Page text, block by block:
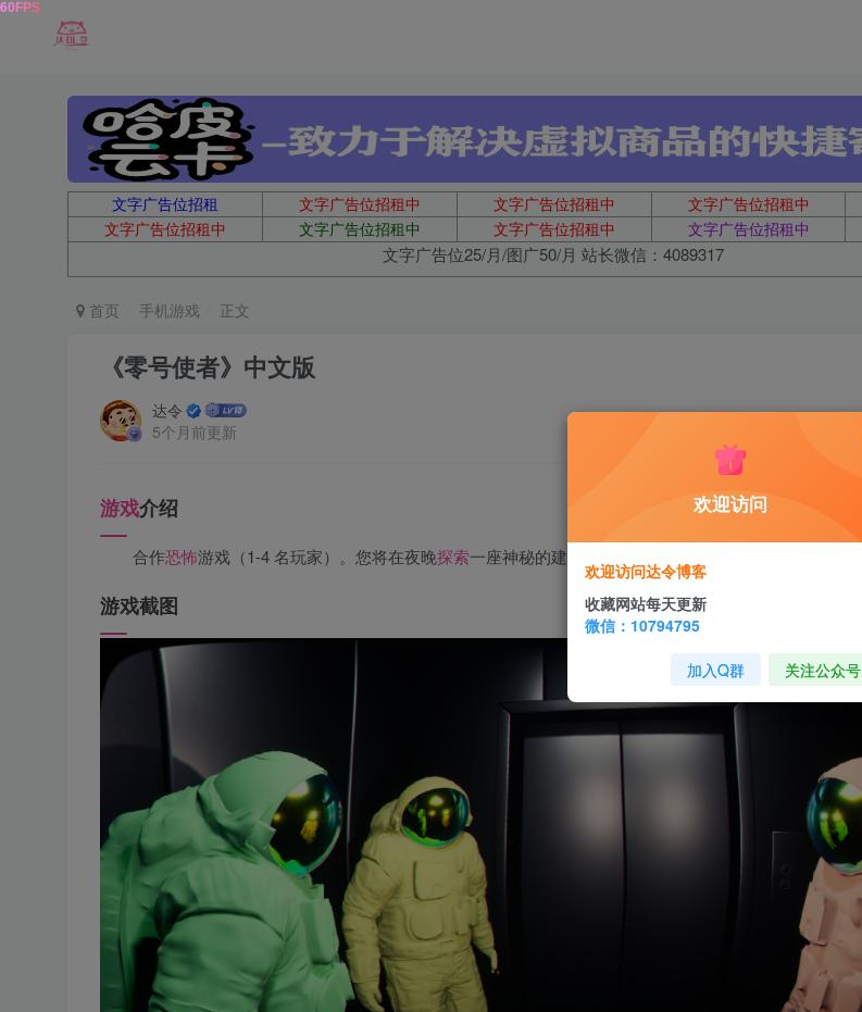
文字广告位招租 文字广告位招租中 文字广告位招租中 文字广告位招租中
文字广告位招租中
文字广告位招租中 文字广告位招租中 文字广告位招租中
文字广告位25/月/图广50/月 站长微信：4089317
首页 手机游戏 正文
《零号使者》中文版
达令
5个月前更新
游戏介绍
合作恐怖游戏（1-4 名玩家）。您将在夜晚探索一座神秘的建筑。找到月球并尝试活着返回
游戏截图
欢迎访问
欢迎访问达令博客
收藏网站每天更新
微信：10794795
加入Q群 关注公众号